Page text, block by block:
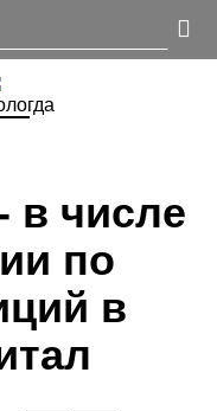
в числе
по
в